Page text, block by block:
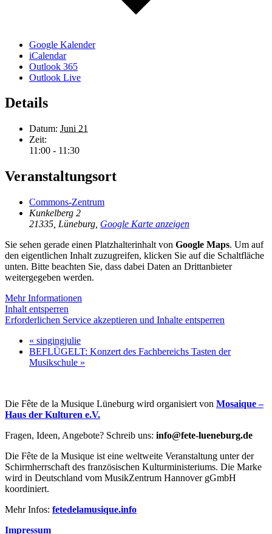
Google Kalender
iCalendar
Outlook 365
Outlook Live
Details
Datum: Juni 21
Zeit:
11:00 - 11:30
Veranstaltungsort
Commons-Zentrum
Kunkelberg 2
21335, Lüneburg Google Karte anzeigen
Sie sehen gerade einen Platzhalterinhalt von Google Maps. Um auf
den eigentlichen Inhalt zuzugreifen, klicken Sie auf die Schaltfläche
unten. Bitte beachten Sie, dass dabei Daten an Drittanbieter
weitergegeben werden.
Mehr Informationen
Inhalt entsperren
Erforderlichen Service akzeptieren und Inhalte entsperren
« singingjulie
BEFLÜGELT: Konzert des Fachbereichs Tasten der
Musikschule »
Die Fête de la Musique Lüneburg wird organisiert von Mosaique –
Haus der Kulturen e.V.
Fragen, Ideen, Angebote? Schreib uns: info@fete-lueneburg.de
Die Fête de la Musique ist eine weltweite Veranstaltung unter der
Schirmherrschaft des französischen Kulturministeriums. Die Marke
wird in Deutschland vom MusikZentrum Hannover gGmbH
koordiniert.
Mehr Infos: fetedelamusique.info
Impressum